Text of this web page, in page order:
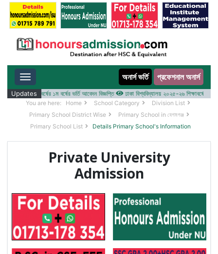
Toggle navigation অনার্স ভর্তি প্রফেশনাল অনার্স
Updates
২০২৫-২৬ শিক্ষাবর্ষের ১ম বর্ষের ভর্তি আবেদন বিজ্ঞপ্তি ঢাকা বিশ্ববিদ্যালয় ২০২৫-২৬ শিক্ষাবর্ষে
You are here: Home School Category
Division List
Primary School District Wise
Primary School in বেগমগঞ্জ
Primary School List
Details Primary School's Information
Private University
Admission